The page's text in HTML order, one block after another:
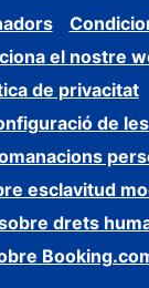
el nostre
de privacitat
de
esclavitud
drets